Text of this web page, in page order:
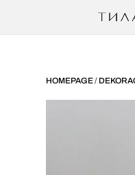
HOMEPAGE/